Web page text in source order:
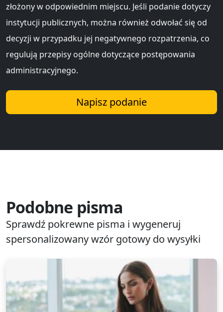
złożony w odpowiednim miejscu. Jeśli podanie dotyczy
instytucji publicznych, można również odwołać się od
decyzji w przypadku jej negatywnego rozpatrzenia, co
regulują przepisy ogólne dotyczące postępowania
administracyjnego.
Napisz podanie
Podobne pisma
Sprawdź pokrewne pisma i wygeneruj
spersonalizowany wzór gotowy do wysyłki